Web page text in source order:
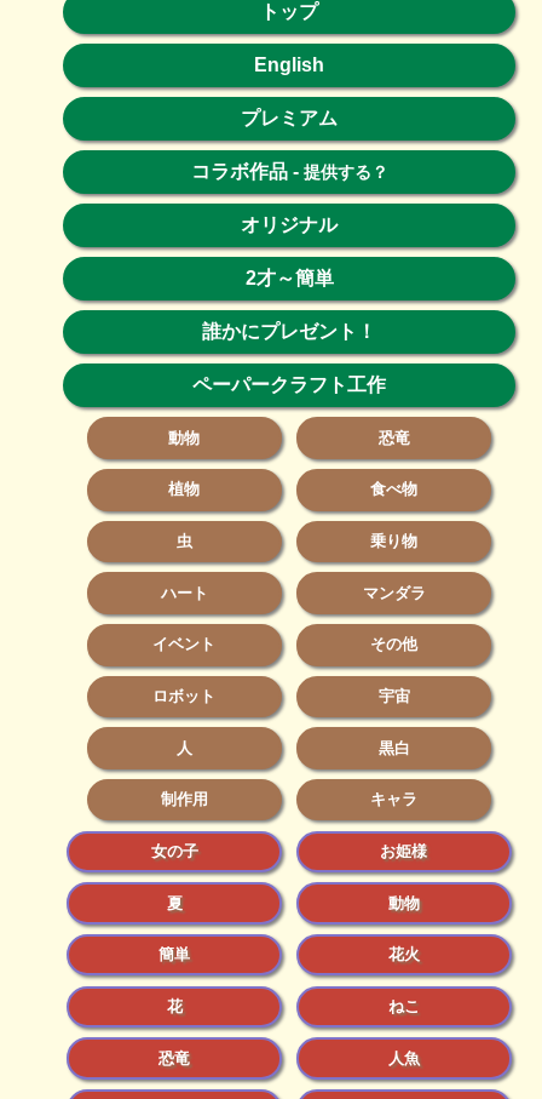
トップ
English
プレミアム
コラボ作品- 提供する？
オリジナル
2才～簡単
誰かにプレゼント！
ペーパークラフト工作
動物 恐竜
植物 食べ物
虫 乗り物
ハート マンダラ
イベント その他
ロボット 宇宙
人 黒白
制作用 キャラ
女の子 お姫様
夏 動物
簡単 花火
花 ねこ
恐竜 人魚